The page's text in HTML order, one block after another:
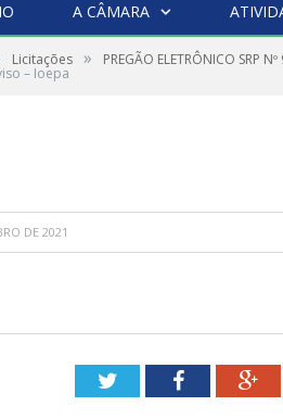
A CÂMARA
Licitações » PREGÃO ELETRÔNICO SRP
– Ioepa
DE 2021
TwitterFacebook